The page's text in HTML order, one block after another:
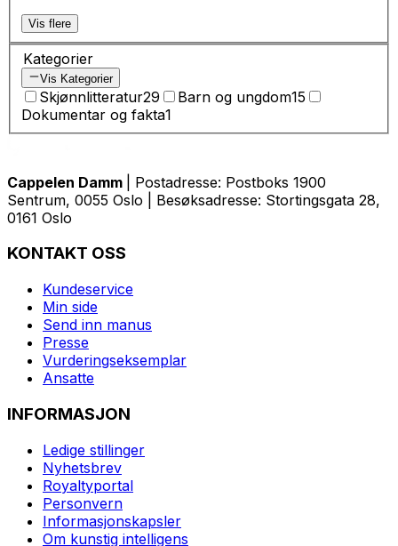
Vis flere
Kategorier
Vis Kategorier
Skjønnlitteratur29 Barn og ungdom15
Dokumentar og fakta1
Cappelen Damm
| Postadresse: Postboks 1900
Sentrum, 0055 Oslo | Besøksadresse: Stortingsgata 28,
0161 Oslo
KONTAKT OSS
Kundeservice
Min side
Send inn manus
Presse
Vurderingseksemplar
Ansatte
INFORMASJON
Ledige stillinger
Nyhetsbrev
Royaltyportal
Personvern
Informasjonskapsler
Om kunstig intelligens